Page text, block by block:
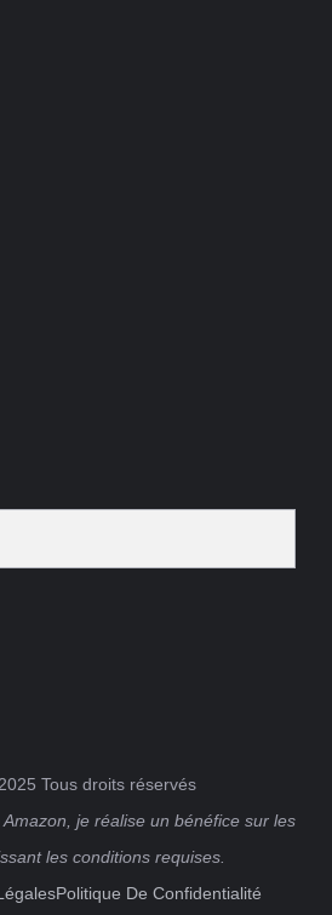
Tous droits réservés
je réalise un bénéfice sur les
les conditions requises.
Politique De Confidentialité